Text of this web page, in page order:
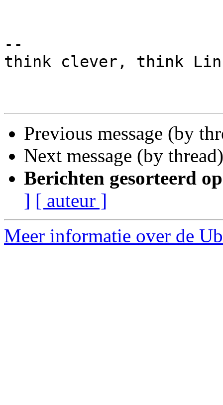
--
think clever, think
Previous message (by
Next message (by
Berichten gesorteerd
] [ auteur ]
Meer informatie over de